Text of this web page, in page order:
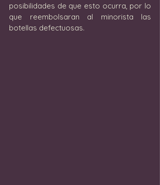
posibilidades de que esto ocurra, por lo
que reembolsaran al minorista las
botellas defectuosas.